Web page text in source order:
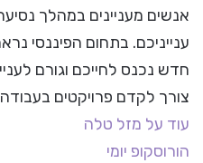
אנשים מעניינים במהלך
ענייניכם. בתחום הפיננסי
חדש נכנס לחייכם וגורם
צורך לקדם פרויקטים
עוד על מזל טלה
הורוסקופ יומי